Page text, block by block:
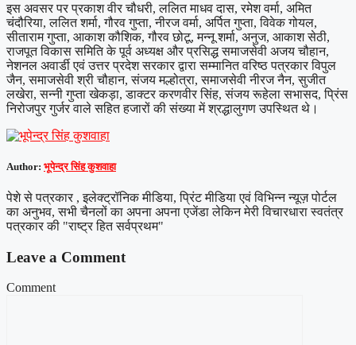
इस अवसर पर प्रकाश वीर चौधरी, ललित माधव दास, रमेश वर्मा, अमित
चंदौरिया, ललित शर्मा, गौरव गुप्ता, नीरज वर्मा, अर्पित गुप्ता, विवेक गोयल,
सीताराम गुप्ता, आकाश कौशिक, गौरव छोटू, मन्नू शर्मा, अनुज, आकाश सेठी,
राजपूत विकास समिति के पूर्व अध्यक्ष और प्रसिद्ध समाजसेवी अजय चौहान,
नेशनल अवार्डी एवं उत्तर प्रदेश सरकार द्वारा सम्मानित वरिष्ठ पत्रकार विपुल
जैन, समाजसेवी श्री चौहान, संजय मल्होत्रा, समाजसेवी नीरज नैन, सुजीत
लखेरा, सन्नी गुप्ता खेकड़ा, डाक्टर करणवीर सिंह, संजय रूहेला सभासद, प्रिंस
निरोजपुर गुर्जर वाले सहित हजारों की संख्या में श्रद्धालुगण उपस्थित थे।
Author: भूपेन्द्र सिंह कुशवाहा
पेशे से पत्रकार , इलेक्ट्रॉनिक मीडिया, प्रिंट मीडिया एवं विभिन्न न्यूज़ पोर्टल
का अनुभव, सभी चैनलों का अपना अपना एजेंडा लेकिन मेरी विचारधारा स्वतंत्र
पत्रकार की "राष्ट्र हित सर्वप्रथम"
Leave a Comment
Comment